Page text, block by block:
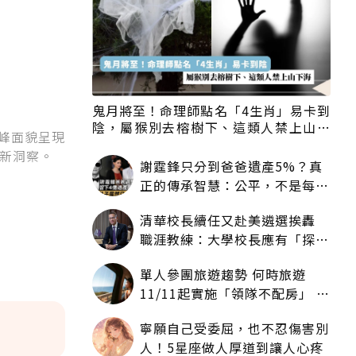
面貌呈現
洞察。
鬼月將至！命理師點名「4生肖」易卡到
陰，屬猴別去榕樹下、這類人禁上山下
謝霆鋒只分到爸爸遺產5%？真
正的傳承智慧：公平，不是每個
清華校長續任又赴美遴選挨轟
職涯教練：大學校長應有「探
單人參團旅遊趨勢 何時旅遊
11/11起實施「領隊不配房」 落
寧願自己受委屈，也不忍傷害別
人！5星座做人厚道到讓人心疼